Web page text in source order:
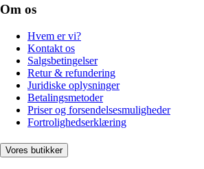
Om os
Hvem er vi?
Kontakt os
Salgsbetingelser
Retur & refundering
Juridiske oplysninger
Betalingsmetoder
Priser og forsendelsesmuligheder
Fortrolighedserklæring
Vores butikker